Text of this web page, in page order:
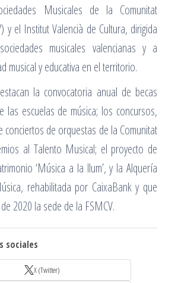
Musicales de la Comunitat
y el Institut Valencià de Cultura, dirigida
musicales valencianas y a
musical y educativa en el territorio.
la convocatoria anual de becas
las escuelas de música; los concursos,
conciertos de orquestas de la Comunitat
al Talento Musical; el proyecto de
‘Música a la llum’, y la Alquería
rehabilitada por CaixaBank y que
2020 la sede de la FSMCV.
sociales
X (Twitter)